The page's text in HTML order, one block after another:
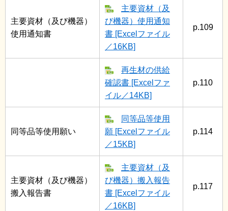
主要資材（及び機器）
使用通知書
主要資材（及
び機器）使用通知
書 [Excelファイル
／16KB]
p.109
再生材の供給
確認書 [Excelファ
イル／14KB]
p.110
同等品等使用願い
同等品等使用
願 [Excelファイル
／15KB]
p.114
主要資材（及び機器）
搬入報告書
主要資材（及
び機器）搬入報告
書 [Excelファイル
／16KB]
p.117